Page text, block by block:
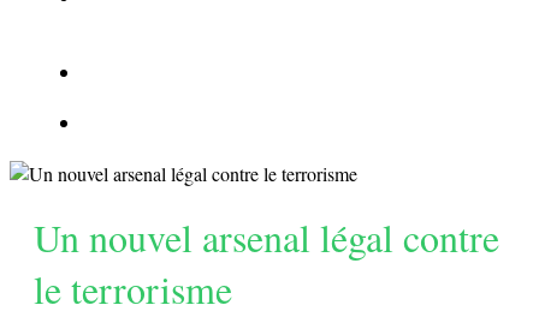
Un nouvel arsenal légal contre
le terrorisme